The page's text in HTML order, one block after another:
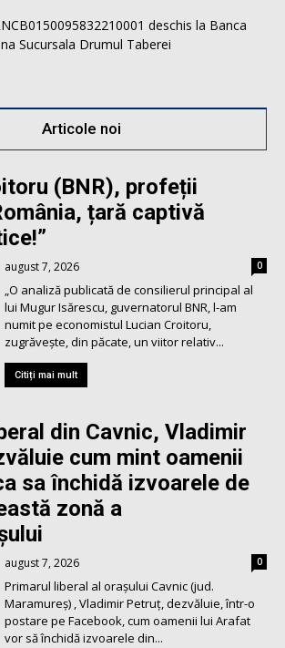
deschis la Banca
Sucursala Drumul Taberei
Articole noi
(BNR), profeții
țară captivă
august 7, 2026 0
„O analiză publicată de consilierul principal al
lui Mugur Isărescu, guvernatorul BNR, l-am
numit pe economistul Lucian Croitoru,
zugrăvește, din păcate, un viitor relativ...
Citiți mai mult
din Cavnic, Vladimir
cum mint oamenii
sa închidă izvoarele de
zonă a
august 7, 2026 0
Primarul liberal al orașului Cavnic (jud.
Maramureş) , Vladimir Petruț, dezvăluie, într-o
postare pe Facebook, cum oamenii lui Arafat
vor să închidă izvoarele din...